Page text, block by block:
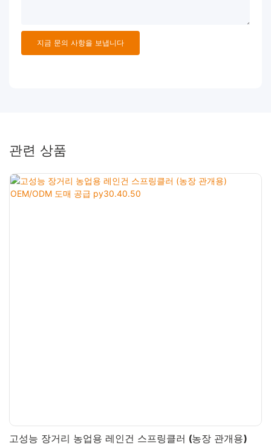
지금 문의 사항을 보냅니다
관련 상품
고성능 장거리 농업용 레인건 스프링클러 (농장 관개용)